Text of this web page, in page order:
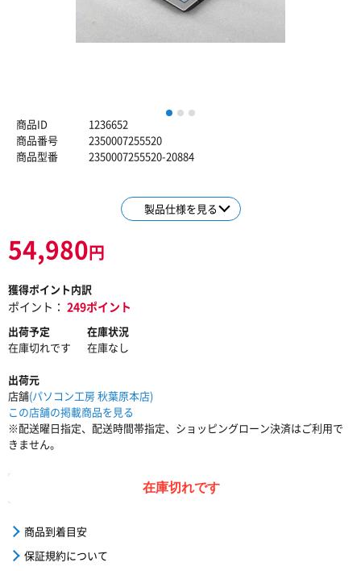
1 2
商品ID
1236652
商品番号
2350007255520
商品型番
2350007255520-20884
製品仕様を見る
54,980円
獲得ポイント内訳
ポイント： 249ポイント
出荷予定
在庫切れです
在庫状況
在庫なし
出荷元
店舗(パソコン工房 秋葉原本店)
この店舗の掲載商品を見る
※配送曜日指定、配送時間帯指定、ショッピングローン決済はご利用で
きません。
在庫切れです
商品到着目安
保証規約について